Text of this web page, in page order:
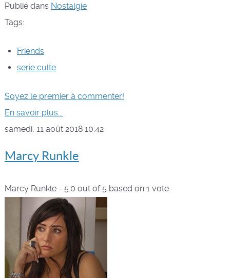
Publié dans Nostalgie
Tags:
Friends
serie culte
Soyez le premier à commenter!
En savoir plus...
samedi, 11 août 2018 10:42
Marcy Runkle
Marcy Runkle- 5.0 out of 5 based on 1vote